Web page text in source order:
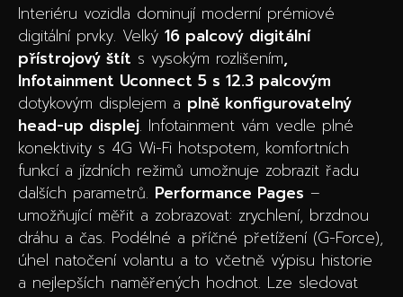
Interiéru vozidla dominují moderní prémiové
digitální prvky. Velký 16 palcový digitální
přístrojový štít s vysokým rozlišením,
Infotainment Uconnect 5 s 12.3 palcovým
dotykovým displejem a plně konfigurovatelný
head-up displej. Infotainment vám vedle plné
konektivity s 4G Wi-Fi hotspotem, komfortních
funkcí a jízdních režimů umožnuje zobrazit řadu
dalších parametrů. Performance Pages –
umožňující měřit a zobrazovat: zrychlení, brzdnou
dráhu a čas. Podélné a příčné přetížení (G-Force),
úhel natočení volantu a to včetně výpisu historie
a nejlepších naměřených hodnot. Lze sledovat